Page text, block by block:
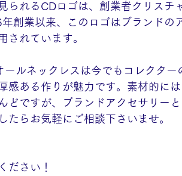
れるCDロゴは、創業者クリスチ
創業以来、このロゴはブランドの
されています。
ルネックレスは今でもコレクター
感ある作りが魅力です。素材的に
どですが、ブランドアクセサリー
たらお気軽にご相談下さいませ。
ださい！